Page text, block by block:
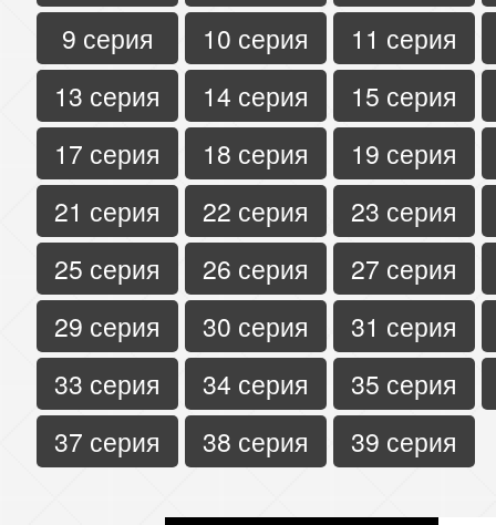
9 серия
10 серия
11 серия
13 серия
14 серия
15 серия
17 серия
18 серия
19 серия
21 серия
22 серия
23 серия
25 серия
26 серия
27 серия
29 серия
30 серия
31 серия
33 серия
34 серия
35 серия
37 серия
38 серия 39 серия